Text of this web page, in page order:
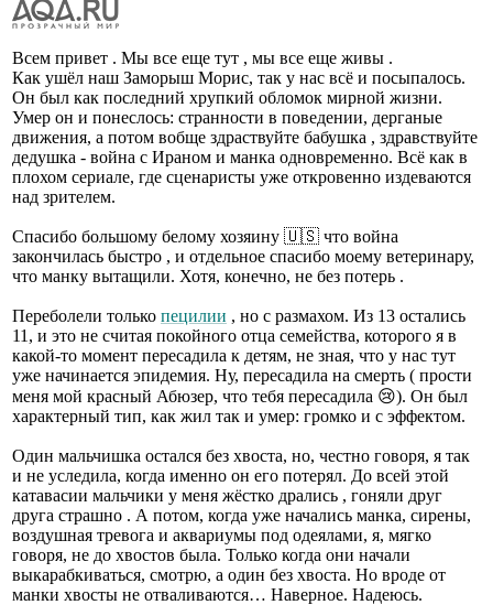
Всем привет . Мы все еще тут , мы все еще живы .
Как ушёл наш Заморыш Морис, так у нас всё и посыпалось.
Он был как последний хрупкий обломок мирной жизни.
Умер он и понеслось: странности в поведении, дерганые
движения, а потом вобще здраствуйте бабушка , здравствуйте
дедушка - война с Ираном и манка одновременно. Всё как в
плохом сериале, где сценаристы уже откровенно издеваются
над зрителем.
Спасибо большому белому хозяину 🇺🇸 что война
закончилась быстро , и отдельное спасибо моему ветеринару,
что манку вытащили. Хотя, конечно, не без потерь .
Переболели только пецилии , но с размахом. Из 13 остались
11, и это не считая покойного отца семейства, которого я в
какой-то момент пересадила к детям, не зная, что у нас тут
уже начинается эпидемия. Ну, пересадила на смерть ( прости
меня мой красный Абюзер, что тебя пересадила 😢). Он был
характерный тип, как жил так и умер: громко и с эффектом.
Один мальчишка остался без хвоста, но, честно говоря, я так
и не уследила, когда именно он его потерял. До всей этой
катавасии мальчики у меня жёстко дрались , гоняли друг
друга страшно . А потом, когда уже начались манка, сирены,
воздушная тревога и аквариумы под одеялами, я, мягко
говоря, не до хвостов была. Только когда они начали
выкарабкиваться, смотрю, а один без хвоста. Но вроде от
манки хвосты не отваливаются… Наверное. Надеюсь.